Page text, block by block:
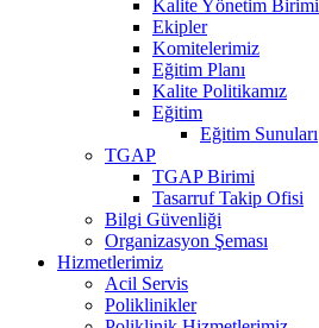
Kalite Yönetim Birimi
Ekipler
Komitelerimiz
Eğitim Planı
Kalite Politikamız
Eğitim
Eğitim Sunuları
TGAP
TGAP Birimi
Tasarruf Takip Ofisi
Bilgi Güvenliği
Organizasyon Şeması
Hizmetlerimiz
Acil Servis
Poliklinikler